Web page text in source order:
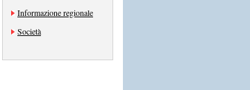
Informazione regionale
Società